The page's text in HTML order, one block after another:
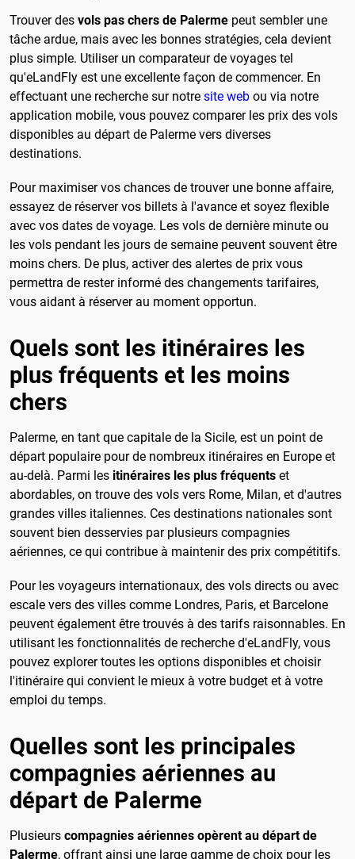
Trouver des vols pas chers de Palerme peut sembler une
tâche ardue, mais avec les bonnes stratégies, cela devient
plus simple. Utiliser un comparateur de voyages tel
qu'eLandFly est une excellente façon de commencer. En
effectuant une recherche sur notre site web ou via notre
application mobile, vous pouvez comparer les prix des vols
disponibles au départ de Palerme vers diverses
destinations.
Pour maximiser vos chances de trouver une bonne affaire,
essayez de réserver vos billets à l'avance et soyez flexible
avec vos dates de voyage. Les vols de dernière minute ou
les vols pendant les jours de semaine peuvent souvent être
moins chers. De plus, activer des alertes de prix vous
permettra de rester informé des changements tarifaires,
vous aidant à réserver au moment opportun.
Quels sont les itinéraires les
plus fréquents et les moins
chers
Palerme, en tant que capitale de la Sicile, est un point de
départ populaire pour de nombreux itinéraires en Europe et
au-delà. Parmi les itinéraires les plus fréquents et
abordables, on trouve des vols vers Rome, Milan, et d'autres
grandes villes italiennes. Ces destinations nationales sont
souvent bien desservies par plusieurs compagnies
aériennes, ce qui contribue à maintenir des prix compétitifs.
Pour les voyageurs internationaux, des vols directs ou avec
escale vers des villes comme Londres, Paris, et Barcelone
peuvent également être trouvés à des tarifs raisonnables. En
utilisant les fonctionnalités de recherche d'eLandFly, vous
pouvez explorer toutes les options disponibles et choisir
l'itinéraire qui convient le mieux à votre budget et à votre
emploi du temps.
Quelles sont les principales
compagnies aériennes au
départ de Palerme
Plusieurs compagnies aériennes opèrent au départ de
Palerme, offrant ainsi une large gamme de choix pour les